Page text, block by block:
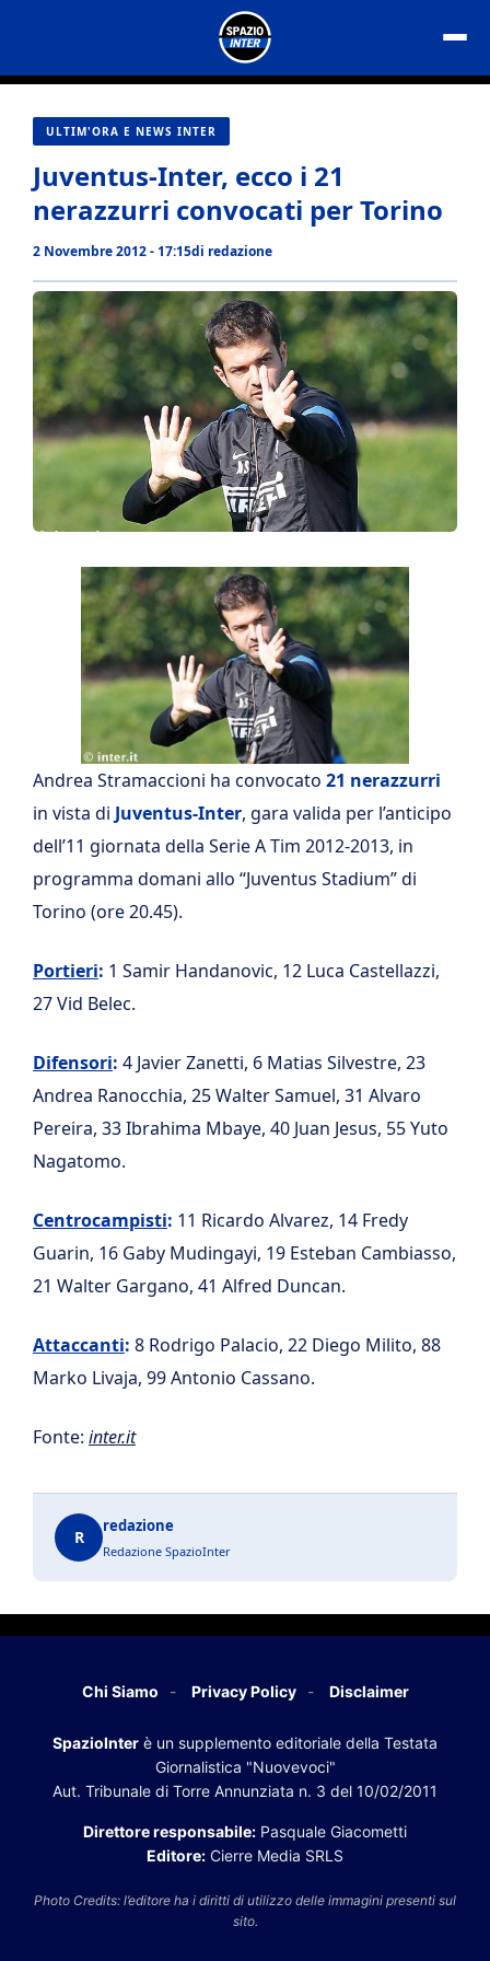
contenuto
ULTIM'ORA E NEWS INTER
Juventus-Inter, ecco i 21
nerazzurri convocati per Torino
2 Novembre 2012 - 17:15di redazione
Andrea Stramaccioni ha convocato 21 nerazzurri
in vista di Juventus-Inter, gara valida per l’anticipo
dell’11 giornata della Serie A Tim 2012-2013, in
programma domani allo “Juventus Stadium” di
Torino (ore 20.45).
Portieri: 1 Samir Handanovic, 12 Luca Castellazzi,
27 Vid Belec.
Difensori: 4 Javier Zanetti, 6 Matias Silvestre, 23
Andrea Ranocchia, 25 Walter Samuel, 31 Alvaro
Pereira, 33 Ibrahima Mbaye, 40 Juan Jesus, 55 Yuto
Nagatomo.
Centrocampisti: 11 Ricardo Alvarez, 14 Fredy
Guarin, 16 Gaby Mudingayi, 19 Esteban Cambiasso,
21 Walter Gargano, 41 Alfred Duncan.
Attaccanti: 8 Rodrigo Palacio, 22 Diego Milito, 88
Marko Livaja, 99 Antonio Cassano.
Fonte: inter.it
R
redazione
Redazione SpazioInter
Chi Siamo Privacy Policy Disclaimer
SpazioInter è un supplemento editoriale della Testata
Giornalistica "Nuovevoci"
Aut. Tribunale di Torre Annunziata n. 3 del 10/02/2011
Direttore responsabile: Pasquale Giacometti
Editore: Cierre Media SRLS
Photo Credits: l’editore ha i diritti di utilizzo delle immagini presenti sul
sito.